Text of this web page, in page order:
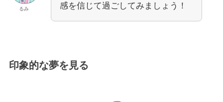
るみ
感を信じて過ごしてみましょう！
印象的な夢を見る